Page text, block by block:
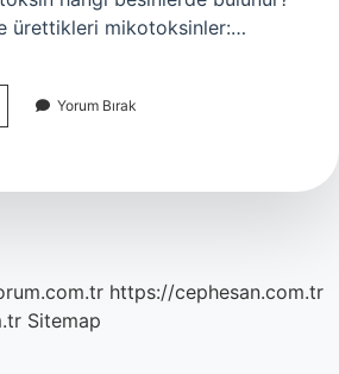
ürettikleri mikotoksinler:…
Yorum Bırak
https://cephesan.com.tr
Sitemap